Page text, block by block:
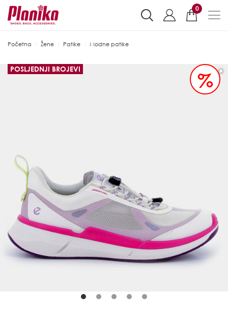
0
Početna Žene Patike Modne patike
%
POSLJEDNJI BROJEVI